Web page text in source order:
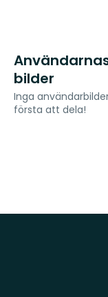
bilder
Inga
första att dela!